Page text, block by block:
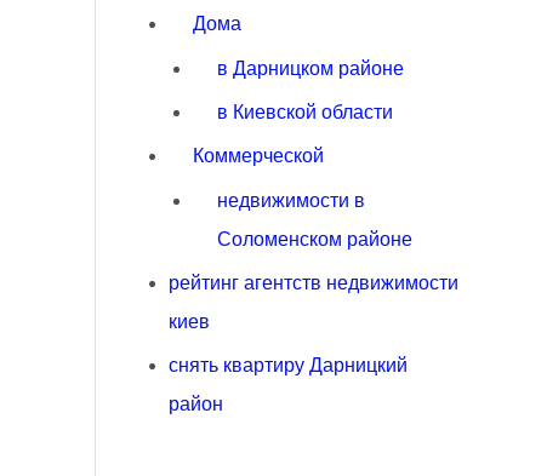
Дома
в Дарницком районе
в Киевской области
Коммерческой
недвижимости в
Соломенском районе
рейтинг агентств недвижимости
киев
снять квартиру Дарницкий
район